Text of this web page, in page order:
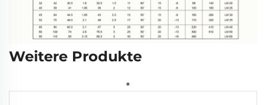
Weitere Produkte